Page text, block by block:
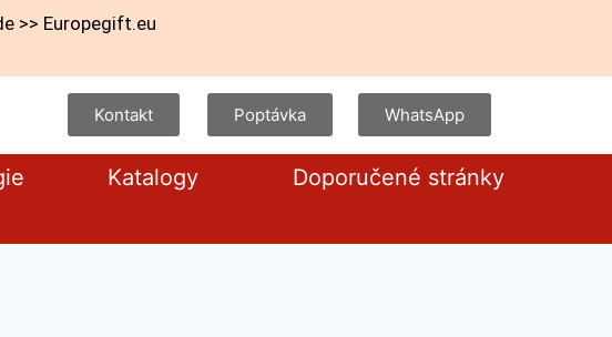
>> Europegift.eu
Kontakt Poptávka WhatsApp
Katalogy
Doporučené stránky